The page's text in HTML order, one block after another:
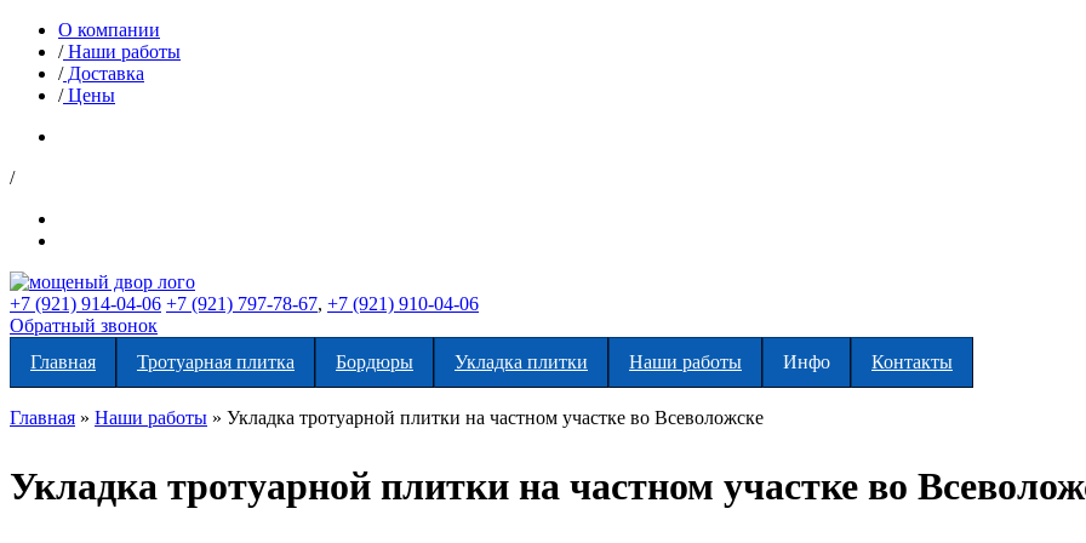
О компании
/Наши работы
/Доставка
/Цены
/
+7 (921) 914-04-06 +7 (921) 797-78-67, +7 (921) 910-04-06
Обратный звонок
Главная
Тротуарная плитка Бордюры Укладка плитки Наши работы Инфо Контакты
Главная » Наши работы » Укладка тротуарной плитки на частном участке во Всеволожске
Укладка тротуарной плитки на частном участке во